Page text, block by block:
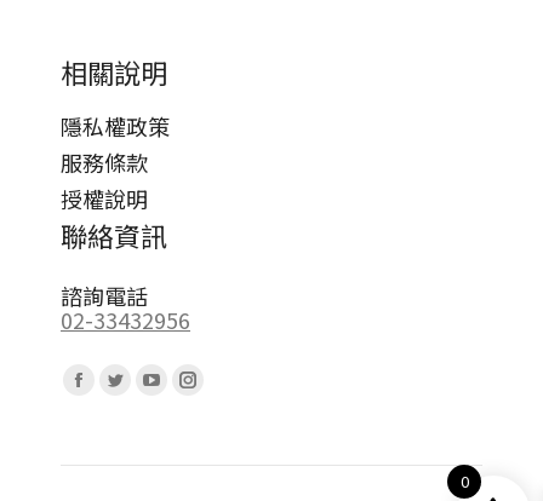
相關說明
隱私權政策
服務條款
授權說明
聯絡資訊
諮詢電話
02-33432956
Facebook
opens
Twitter
opens
YouTube
opens
Instagram
opens
0